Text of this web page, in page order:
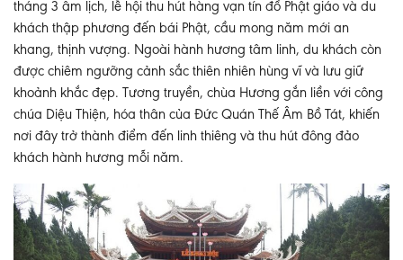
tháng 3 âm lịch, lễ hội thu hút hàng vạn tín đồ Phật giáo và du
khách thập phương đến bái Phật, cầu mong năm mới an
khang, thịnh vượng. Ngoài hành hương tâm linh, du khách còn
được chiêm ngưỡng cảnh sắc thiên nhiên hùng vĩ và lưu giữ
khoảnh khắc đẹp. Tương truyền, chùa Hương gắn liền với công
chúa Diệu Thiện, hóa thân của Đức Quán Thế Âm Bồ Tát, khiến
nơi đây trở thành điểm đến linh thiêng và thu hút đông đảo
khách hành hương mỗi năm.